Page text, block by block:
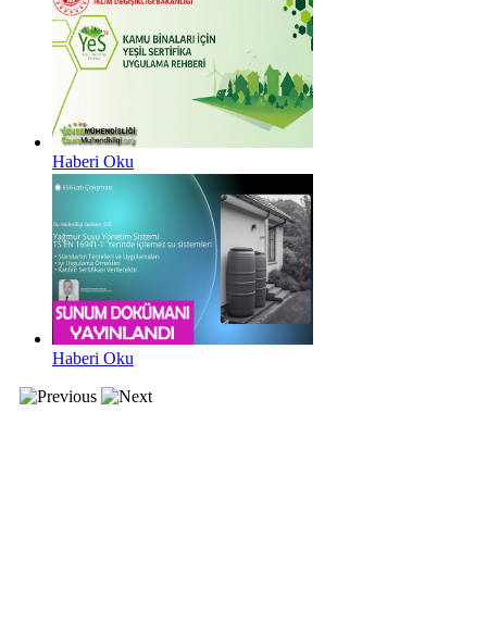
Haberi Oku
Haberi Oku